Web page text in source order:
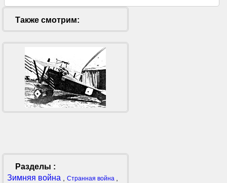
Также смотрим:
Разделы :
Зимняя война
Странная война